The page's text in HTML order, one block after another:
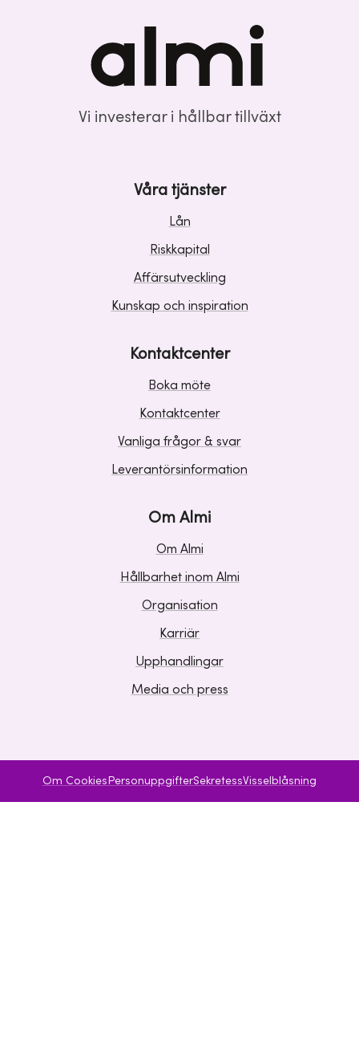
Vi investerar i hållbar tillväxt
Våra tjänster
Lån
Riskkapital
Affärsutveckling
Kunskap och inspiration
Kontaktcenter
Boka möte
Kontaktcenter
Vanliga frågor & svar
Leverantörsinformation
Om Almi
Om Almi
Hållbarhet inom Almi
Organisation
Karriär
Upphandlingar
Media och press
Om Cookies PersonuppgifterSekretessVisselblåsning